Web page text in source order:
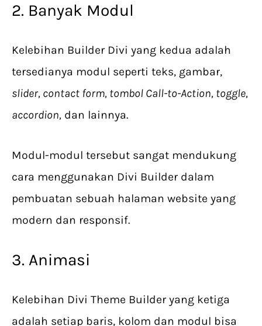
2. Banyak Modul
Kelebihan Builder Divi yang kedua adalah
tersedianya modul seperti teks, gambar,
slider, contact form, tombol Call-to-Action, toggle,
accordion, dan lainnya.
Modul-modul tersebut sangat mendukung
cara menggunakan Divi Builder dalam
pembuatan sebuah halaman website yang
modern dan responsif.
3. Animasi
Kelebihan Divi Theme Builder yang ketiga
adalah setiap baris, kolom dan modul bisa